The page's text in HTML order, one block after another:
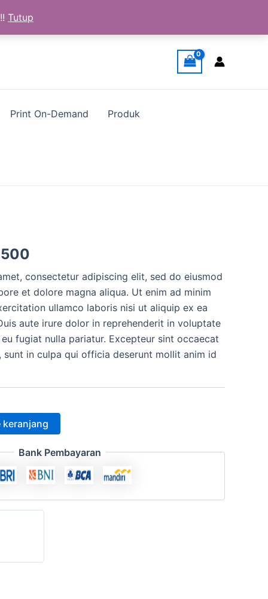
Tutup
Print On-Demand Produk
ini
adalah:
Rp12.500.
consectetur adipiscing elit, sed do eiusmod
et dolore magna aliqua. Ut enim ad minim
ullamco laboris nisi ut aliquip ex ea
aute irure dolor in reprehenderit in voluptate
fugiat nulla pariatur. Excepteur sint occaecat
in culpa qui officia deserunt mollit anim id
keranjang
Bank Pembayaran